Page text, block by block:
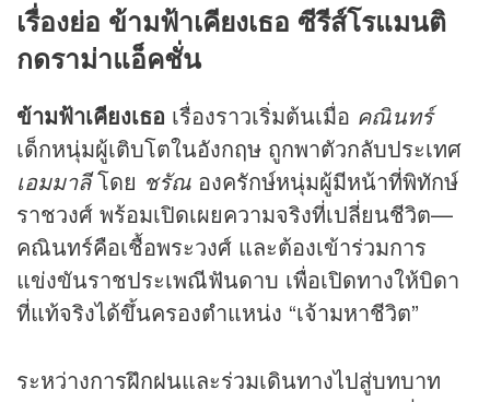
เรื่องย่อ ข้ามฟ้าเคียงเธอ ซีรีส์โรแมนติ
กดราม่าแอ็คชั่น
ข้ามฟ้าเคียงเธอ เรื่องราวเริ่มต้นเมื่อ คณินทร์
เด็กหนุ่มผู้เติบโตในอังกฤษ ถูกพาตัวกลับประเทศ
เอมมาลีโดย ชรัณ องครักษ์หนุ่มผู้มีหน้าที่พิทักษ์
ราชวงศ์ พร้อมเปิดเผยความจริงที่เปลี่ยนชีวิต—
คณินทร์คือเชื้อพระวงศ์ และต้องเข้าร่วมการ
แข่งขันราชประเพณีฟันดาบ เพื่อเปิดทางให้บิดา
ที่แท้จริงได้ขึ้นครองตำแหน่ง “เจ้ามหาชีวิต”
ระหว่างการฝึกฝนและร่วมเดินทางไปสู่บทบาท